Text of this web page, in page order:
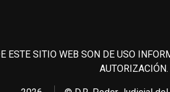
ESTE SITIO WEB SON DE USO
AUTORIZACIÓN.